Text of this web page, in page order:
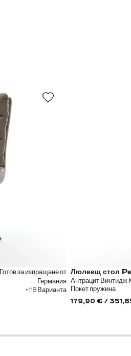
Готов за изпращане от
Германия
+118 Варианта
Люлеещ стол
Антрацит Винтидж
Покет пружина
179,90 € /